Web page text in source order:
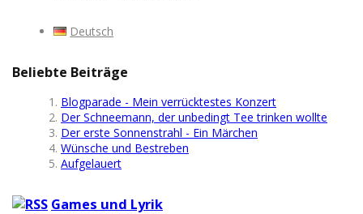
Deutsch
Beliebte Beiträge
Blogparade - Mein verrücktestes Konzert
Der Schneemann, der unbedingt Tee trinken wollte
Der erste Sonnenstrahl - Ein Märchen
Wünsche und Bestreben
Aufgelauert
Games und Lyrik